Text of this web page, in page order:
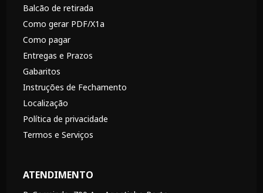
Balcão de retirada
Como gerar PDF/X1a
Como pagar
Entregas e Prazos
Gabaritos
Instruções de Fechamento
Localização
Política de privacidade
Termos e Serviços
ATENDIMENTO